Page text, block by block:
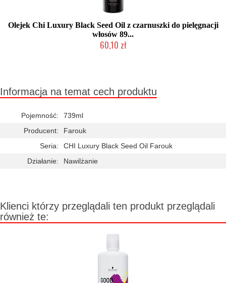
Olejek Chi Luxury Black Seed Oil z czarnuszki do pielęgnacji
włosów 89...
60,10 zł
Informacja na temat cech produktu
Pojemność:
739ml
Producent:
Farouk
Seria:
CHI Luxury Black Seed Oil Farouk
Działanie:
Nawilżanie
Klienci którzy przeglądali ten produkt przeglądali
również te: